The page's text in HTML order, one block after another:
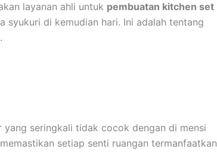
layanan ahli untuk pembuatan kitchen set
syukuri di kemudian hari. Ini adalah tentang
seringkali tidak cocok dengan di mensi
setiap senti ruangan termanfaatkan